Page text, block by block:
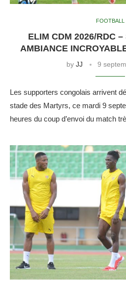
FOOTBALL
ELIM CDM 2026/RDC
AMBIANCE
by JJ 9
Les supporters congolais arrivent
stade des Martyrs, ce mardi 9
heures du coup d’envoi du match